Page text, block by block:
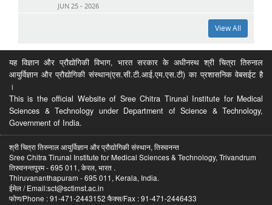
JUN 25 - 2026
View All
यह विज्ञान और प्रौद्योगिकी विभाग, भारत सरकार के अधीनस्थ श्री चित्रा तिरुनाल
आयुर्विज्ञान और प्रौद्योगिकी संस्थान(एस.सी.टी.आई.एम.एस.टी) का प्रशासनिक वेबसईट है
।
This is the official Website of Sree Chitra Tirunal Institute for Medical
Sciences & Technology under Department of Science & Technology,
Government of India.
श्री चित्रा तिरुनाल आयुर्विज्ञान और प्रौद्योगिकी संस्थान, तिरुवनन्त
Sree Chitra Tirunal Institute for Medical Sciences & Technology, Trivandrum
तिरुवनन्तपुरम - 695 011, केरल, भारत .
Thiruvananthapuram - 695 011, Kerala, India.
ईमेल / Email:sct@sctimst.ac.in
फोण/Phone : 91-471-2443152 फैक्स/Fax : 91-471-2446433